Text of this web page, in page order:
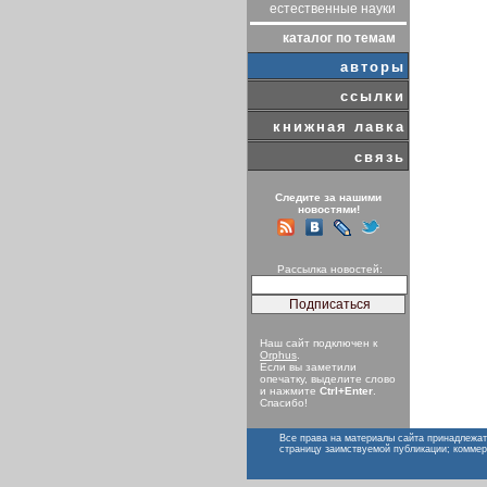
естественные науки
каталог по темам
авторы
ссылки
книжная лавка
связь
Следите за нашими
новостями!
Рассылка новостей:
Наш сайт подключен к
Orphus
Если вы заметили
опечатку, выделите слово
и нажмите Ctrl+Enter
Спасибо!
Все права на материалы сайта
страницу заимствуемой публикации;